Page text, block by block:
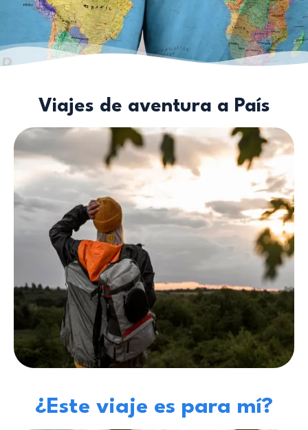
Viajes de aventura a País
¿Este viaje es para mí?